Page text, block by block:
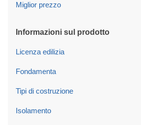
Miglior prezzo
Informazioni sul prodotto
Licenza edilizia
Fondamenta
Tipi di costruzione
Isolamento